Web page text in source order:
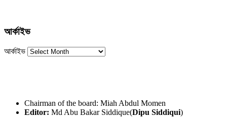
আর্কাইভ
আর্কাইভ
Chairman of the board: Miah Abdul Momen
Editor: Md Abu Bakar Siddique(Dipu Siddiqui)